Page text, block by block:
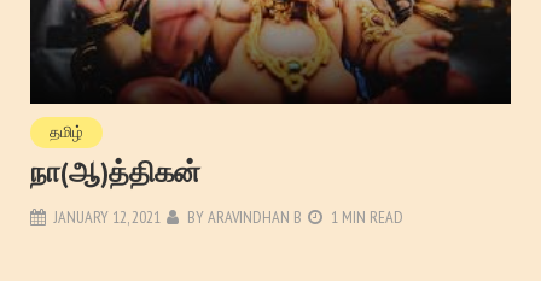
தமிழ்
நா(ஆ)த்திகன்
JANUARY 12, 2021 BYARAVINDHAN B 1 MIN READ